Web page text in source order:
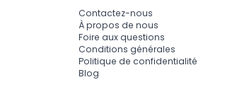
Contactez-nous
À propos de nous
Foire aux questions
Conditions générales
Politique de confidentialité
Blog